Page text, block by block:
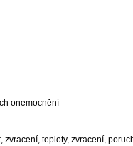
onemocnění
teploty, zvracení,